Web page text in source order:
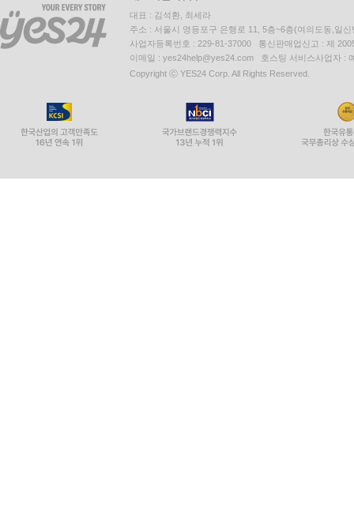
대표 : 김석환, 최세라
주소 : 서울시 영등포구 은행로 11, 5층~6층(여의도동,일신
사업자등록번호 : 229-81-37000 통신판매업신고 : 제
이메일 : yes24help@yes24.com 호스팅 서비스사업자 :
Copyright ⓒ YES24 Corp. All Rights Reserved.